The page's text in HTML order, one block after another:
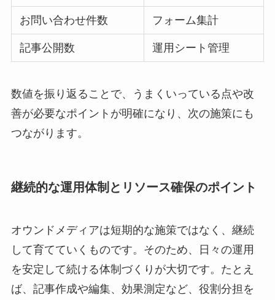
お問い合わせ件数 フォーム集計
記事公開数 運用シート管理
数値を振り返ることで、うまくいっている点や改
善が必要なポイントが明確になり、次の施策にも
つながります。
継続的な運用体制とリソース確保のポイント
オウンドメディアは短期的な施策ではなく、継続
して育てていくものです。そのため、日々の運用
を安定して続ける体制づくりが大切です。たとえ
ば、記事作成や編集、効果測定など、役割分担を